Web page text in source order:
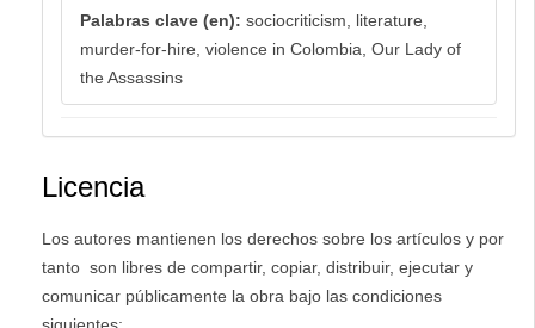
Palabras clave (en): sociocriticism, literature,
murder-for-hire, violence in Colombia, Our Lady of
the Assassins
Licencia
Los autores mantienen los derechos sobre los artículos y por
tanto son libres de compartir, copiar, distribuir, ejecutar y
comunicar públicamente la obra bajo las condiciones